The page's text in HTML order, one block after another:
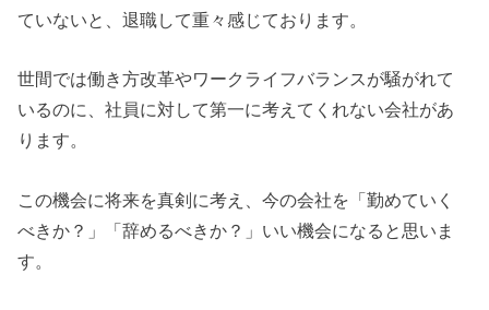
ていないと、退職して重々感じております。
世間では働き方改革やワークライフバランスが騒がれて
いるのに、社員に対して第一に考えてくれない会社があ
ります。
この機会に将来を真剣に考え、今の会社を「勤めていく
べきか？」「辞めるべきか？」いい機会になると思いま
す。